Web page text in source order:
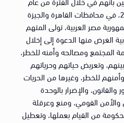
2002 وحتى 25 يوليو 2023، في محافظات القاهرة والجيزة
مصر العربية، تولى المتهم
الغرض منها الدعوة إلى إخلال
المجتمع ومصالحه وأمنه للخطر،
بينهم، وتعريض حياتهم وحرياتهم
للخطر، وغيرها من الحريات
والإضرار بالوحدة
والأمن القومي، ومنع وعرقلة
من القيام بعملها، وتعطيل